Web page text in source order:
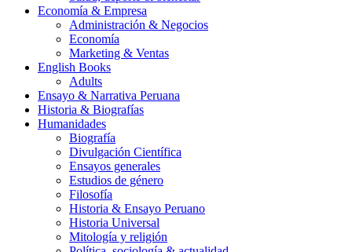
Economía & Empresa
Administración & Negocios
Economía
Marketing & Ventas
English Books
Adults
Ensayo & Narrativa Peruana
Historia & Biografías
Humanidades
Biografía
Divulgación Científica
Ensayos generales
Estudios de género
Filosofía
Historia & Ensayo Peruano
Historia Universal
Mitología y religión